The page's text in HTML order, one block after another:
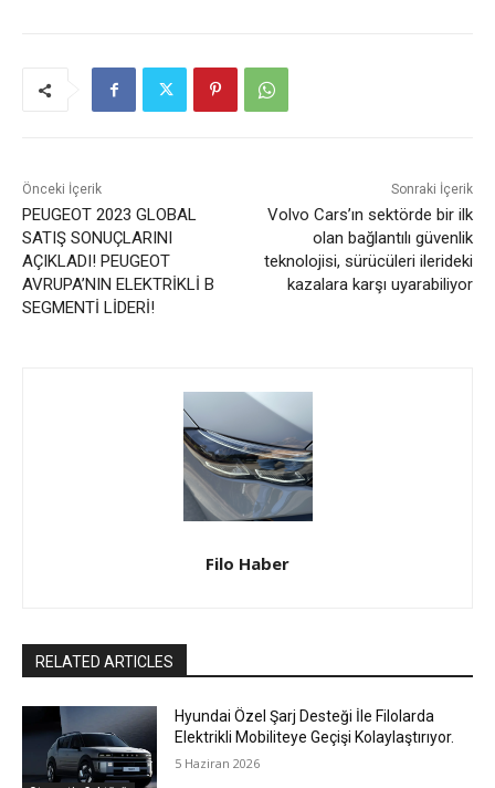
Önceki İçerik
PEUGEOT 2023 GLOBAL
SATIŞ SONUÇLARINI
AÇIKLADI! PEUGEOT
AVRUPA’NIN ELEKTRİKLİ B
SEGMENTİ LİDERİ!
Sonraki İçerik
Volvo Cars’ın sektörde bir ilk
olan bağlantılı güvenlik
teknolojisi, sürücüleri ilerideki
kazalara karşı uyarabiliyor
Filo Haber
RELATED ARTICLES
Hyundai Özel Şarj Desteği İle Filolarda
Elektrikli Mobiliteye Geçişi Kolaylaştırıyor.
5 Haziran 2026